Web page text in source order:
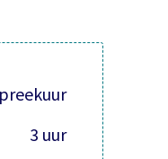
3 uur